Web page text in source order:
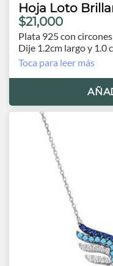
Hoja Loto
$21,000
Plata 925 con
Dije 1.2cm largo y 1.0
Cadena 40 cm.,
Toca para leer más